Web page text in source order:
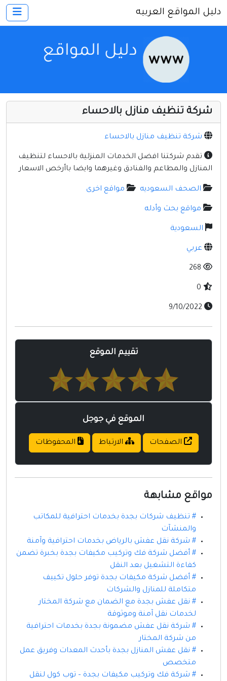
اتصل بنا
أخرى ومنوعه
إنترنت وشبكات
الأسرة والترفيه
كمبيوتر وبرامج
منتديات
دليل المواقع العربيه
شركة تنظيف منازل بالاحساء
شركة تنظيف منازل بالاحساء
تقدم شركتنا افضل الخدمات المنزلية بالاحساء لتنظيف
المنازل والمطاعم والفنادق وغيرهما وايضا باأرخص الاسعار
الصحف السعوديه مواقع اخرى
مواقع بحث وأدله
السعودية
عربي
تقييم الموقع
الموقع في جوجل
الصفحات الارتباط المحفوظات
مواقع مشابهة
# تنظيف شركات بجدة بخدمات احترافية للمكاتب
والمنشآت
# شركة نقل عفش بالرياض بخدمات احترافية وآمنة
# أفضل شركة فك وتركيب مكيفات بجدة بخبرة تضمن
كفاءة التشغيل بعد النقل
# أفضل شركة مكيفات بجدة توفر حلول تكييف
متكاملة للمنازل والشركات
# نقل عفش بجدة مع الضمان مع شركة المختار
لخدمات نقل آمنة وموثوقة
# شركة نقل عفش مضمونة بجدة بخدمات احترافية
من شركة المختار
# نقل عفش المنازل بجدة بأحدث المعدات وفريق عمل
متخصص
# شركة فك وتركيب مكيفات بجدة – توب كول لنقل